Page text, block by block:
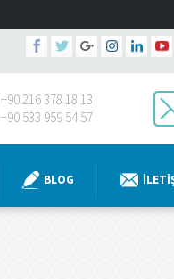
+90 216 378 18 13
+90 533 959 54 57
BLOG